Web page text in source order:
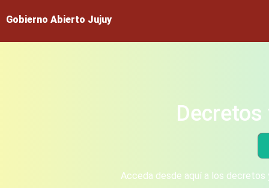
Gobierno Abierto Jujuy
Acceda desde aquí a los